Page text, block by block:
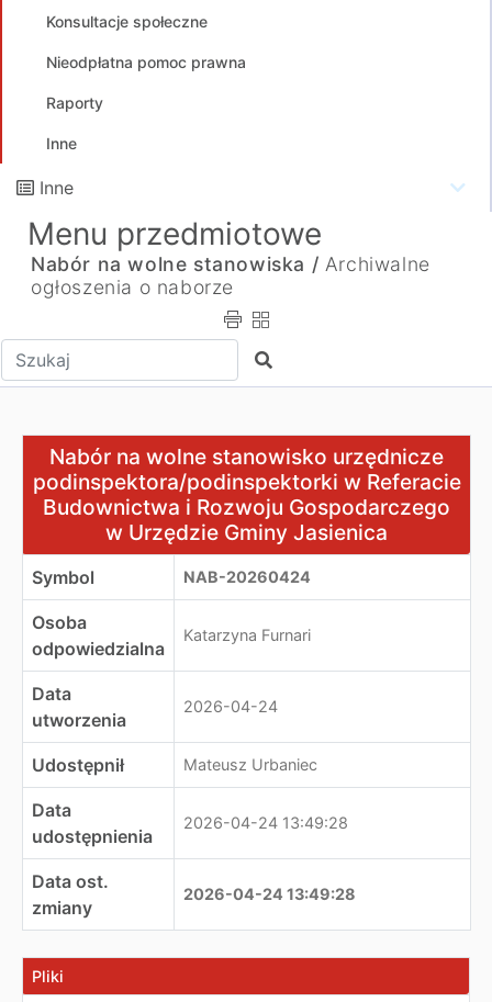
Konsultacje społeczne
Nieodpłatna pomoc prawna
Raporty
Inne
Inne
Menu przedmiotowe
Nabór na wolne stanowiska / Archiwalne
ogłoszenia o naborze
Wpisz tekst do wyszukania Szukaj
Nabór na wolne stanowisko urzędnicze
Nabór na wolne stanowisko urzędnicze
podinspektora/podinspektorki w Referacie
Budownictwa i Rozwoju Gospodarczego
w Urzędzie Gminy Jasienica
Symbol NAB-20260424
Osoba
odpowiedzialna
Katarzyna Furnari
Data
utworzenia
2026-04-24
Udostępnił Mateusz Urbaniec
Data
udostępnienia
2026-04-24 13:49:28
Data ost.
zmiany
2026-04-24 13:49:28
Pliki